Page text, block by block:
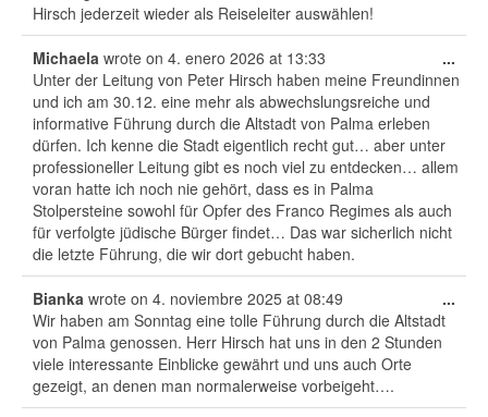
Hirsch jederzeit wieder als Reiseleiter auswählen!
Michaela wrote on 4. enero 2026 at 13:33
Unter der Leitung von Peter Hirsch haben meine Freundinnen
und ich am 30.12. eine mehr als abwechslungsreiche und
informative Führung durch die Altstadt von Palma erleben
dürfen. Ich kenne die Stadt eigentlich recht gut… aber unter
professioneller Leitung gibt es noch viel zu entdecken… allem
voran hatte ich noch nie gehört, dass es in Palma
Stolpersteine sowohl für Opfer des Franco Regimes als auch
für verfolgte jüdische Bürger findet… Das war sicherlich nicht
die letzte Führung, die wir dort gebucht haben.
...
this
Bianka wrote on 4. noviembre 2025 at 08:49
Wir haben am Sonntag eine tolle Führung durch die Altstadt
von Palma genossen. Herr Hirsch hat uns in den 2 Stunden
viele interessante Einblicke gewährt und uns auch Orte
gezeigt, an denen man normalerweise vorbeigeht….
...